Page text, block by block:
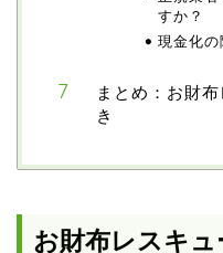
すか？
現金化の
まとめ：お財
き
お財布レスキ